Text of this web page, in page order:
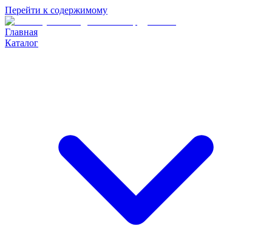
Перейти к содержимому
Главная
Каталог